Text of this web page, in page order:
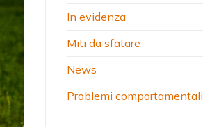
In evidenza
Miti da sfatare
News
Problemi comportamentali